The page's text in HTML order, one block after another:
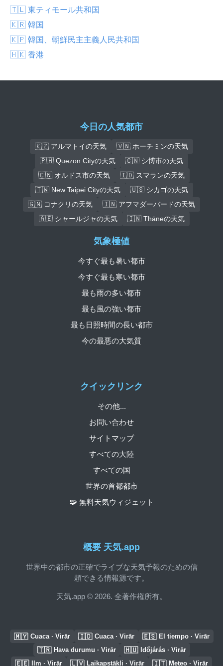
🇹🇱 東ティモール共和国
🇰🇷 韓国
🇰🇵 韓国、朝鮮民主主義人民共和国
🇭🇰 香港
今日の人気都市
🇰🇿 アルマトイの天気
🇻🇳 ホーチミンの天気
🇵🇭 Quezon Cityの天気
🇨🇳 シ博市の天気
🇨🇳 オルドス市の天気
🇮🇩 スマランの天気
🇹🇼 New Taipei Cityの天気
🇺🇸 シカゴの天気
🇬🇳 コナクリの天気
🇮🇳 アフマダーバードの天気
🇦🇪 シャールジャの天気
🇮🇳 Thāneの天気
概要 天気.app
世界中の都市の正確でライブな天気予報のための信
頼できる情報源です。
天気.app © 2026. 全著作権所有。
クイックリンク
その他...
お問い合わせ
サイトマップ
すべての大陸
すべての国
世界の首都都市
🧩 無料天気ウィジェット
気象極値
今すぐ最も暑い都市
今すぐ最も寒い都市
最も雨の多い都市
最も風の強い都市
最も日照時間の長い都市
今の最悪の大気質
🇲🇾 Cuaca · Virār 🇮🇩 Cuaca · Virār 🇪🇸 El tiempo · Virār
🇹🇷 Hava durumu · Virār 🇭🇺 Időjárás · Virār
🇪🇪 Ilm · Virār 🇱🇻 Laikapstākļi · Virār 🇮🇹 Meteo · Virār